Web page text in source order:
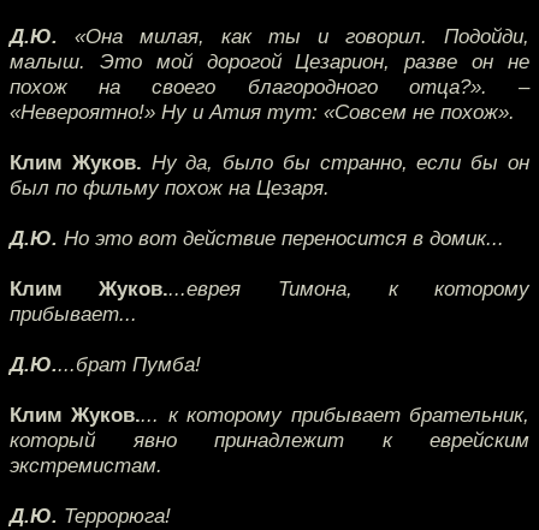
Д.Ю. «Она милая, как ты и говорил. Подойди,
малыш. Это мой дорогой Цезарион, разве он не
похож на своего благородного отца?». –
«Невероятно!» Ну и Атия тут: «Совсем не похож».
Клим Жуков. Ну да, было бы странно, если бы он
был по фильму похож на Цезаря.
Д.Ю. Но это вот действие переносится в домик...
Клим Жуков....еврея Тимона, к которому
прибывает...
Д.Ю....брат Пумба!
Клим Жуков.... к которому прибывает брательник,
который явно принадлежит к еврейским
экстремистам.
Д.Ю. Террорюга!